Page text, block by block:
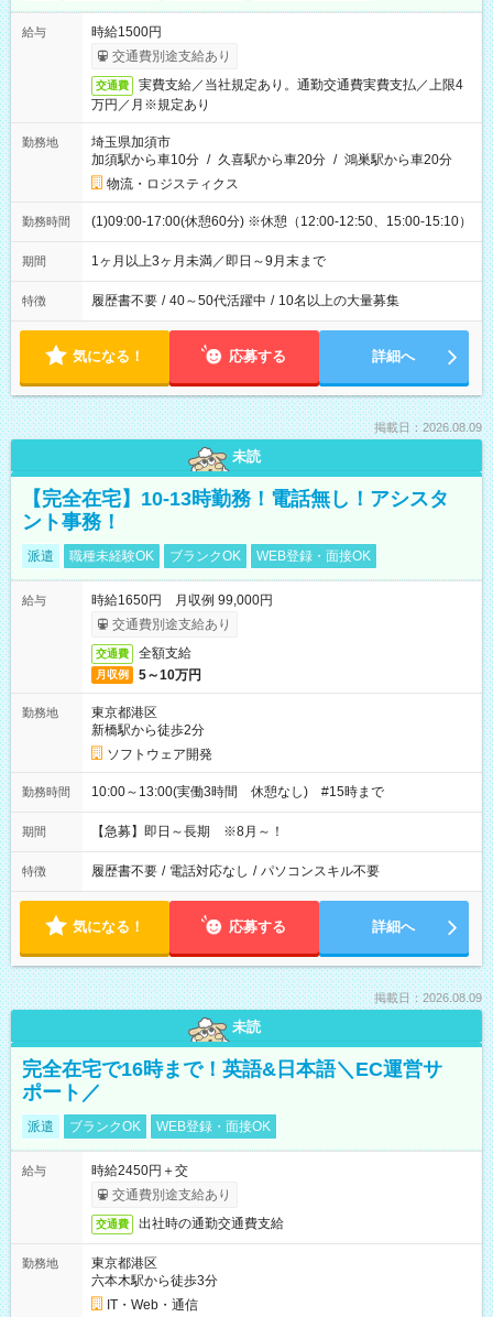
給与
時給1500円
交通費別途支給あり
交通費
実費支給／当社規定あり。通勤交通費実費支払／上限4
万円／月※規定あり
勤務地
埼玉県加須市
加須駅から車10分 / 久喜駅から車20分 / 鴻巣駅から車20分
物流・ロジスティクス
勤務時間 (1)09:00-17:00(休憩60分) ※休憩（12:00-12:50、15:00-15:10）
期間 1ヶ月以上3ヶ月未満／即日～9月末まで
特徴 履歴書不要 / 40～50代活躍中 / 10名以上の大量募集
気になる！ 応募する 詳細へ
掲載日：2026.08.09
未読
【完全在宅】10-13時勤務！電話無し！アシスタ
ント事務！
派遣 職種未経験OK ブランクOK WEB登録・面接OK
給与
時給1650円 月収例 99,000円
交通費別途支給あり
交通費 全額支給
月収例 5～10万円
勤務地
東京都港区
新橋駅から徒歩2分
ソフトウェア開発
勤務時間 10:00～13:00(実働3時間 休憩なし) #15時まで
期間 【急募】即日～長期 ※8月～！
特徴 履歴書不要 / 電話対応なし / パソコンスキル不要
気になる！ 応募する 詳細へ
掲載日：2026.08.09
未読
完全在宅で16時まで！英語&日本語＼EC運営サ
ポート／
派遣 ブランクOK WEB登録・面接OK
給与
時給2450円＋交
交通費別途支給あり
交通費 出社時の通勤交通費支給
勤務地
東京都港区
六本木駅から徒歩3分
IT・Web・通信